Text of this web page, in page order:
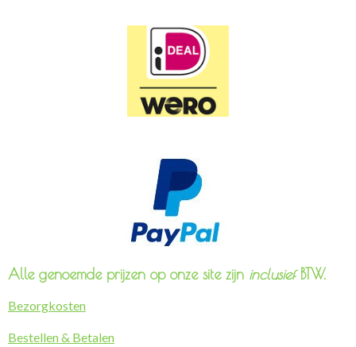
Alle genoemde prijzen op onze site zijn inclusiefBTW.
Bezorgkosten
Bestellen & Betalen